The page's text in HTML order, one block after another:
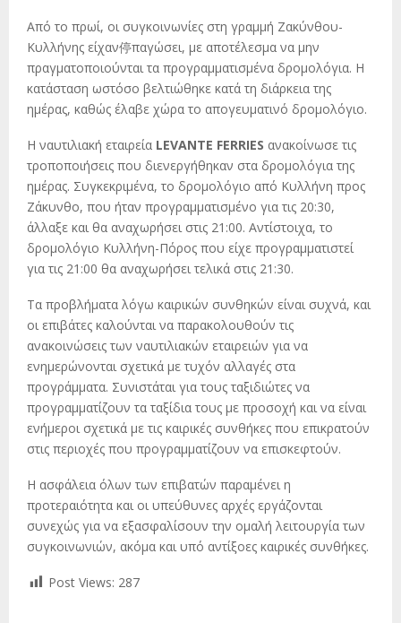
Από το πρωί, οι συγκοινωνίες στη γραμμή Ζακύνθου-
Κυλλήνης είχαν停παγώσει, με αποτέλεσμα να μην
πραγματοποιούνται τα προγραμματισμένα δρομολόγια. Η
κατάσταση ωστόσο βελτιώθηκε κατά τη διάρκεια της
ημέρας, καθώς έλαβε χώρα το απογευματινό δρομολόγιο.
Η ναυτιλιακή εταιρεία LEVANTE FERRIES ανακοίνωσε τις
τροποποιήσεις που διενεργήθηκαν στα δρομολόγια της
ημέρας. Συγκεκριμένα, το δρομολόγιο από Κυλλήνη προς
Ζάκυνθο, που ήταν προγραμματισμένο για τις 20:30,
άλλαξε και θα αναχωρήσει στις 21:00. Αντίστοιχα, το
δρομολόγιο Κυλλήνη-Πόρος που είχε προγραμματιστεί
για τις 21:00 θα αναχωρήσει τελικά στις 21:30.
Τα προβλήματα λόγω καιρικών συνθηκών είναι συχνά, και
οι επιβάτες καλούνται να παρακολουθούν τις
ανακοινώσεις των ναυτιλιακών εταιρειών για να
ενημερώνονται σχετικά με τυχόν αλλαγές στα
προγράμματα. Συνιστάται για τους ταξιδιώτες να
προγραμματίζουν τα ταξίδια τους με προσοχή και να είναι
ενήμεροι σχετικά με τις καιρικές συνθήκες που επικρατούν
στις περιοχές που προγραμματίζουν να επισκεφτούν.
Η ασφάλεια όλων των επιβατών παραμένει η
προτεραιότητα και οι υπεύθυνες αρχές εργάζονται
συνεχώς για να εξασφαλίσουν την ομαλή λειτουργία των
συγκοινωνιών, ακόμα και υπό αντίξοες καιρικές συνθήκες.
Post Views: 287